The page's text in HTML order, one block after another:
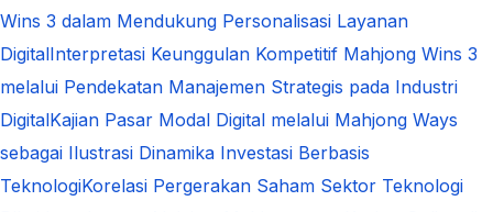
Wins 3 dalam Mendukung Personalisasi Layanan
DigitalInterpretasi Keunggulan Kompetitif Mahjong Wins 3
melalui Pendekatan Manajemen Strategis pada Industri
DigitalKajian Pasar Modal Digital melalui Mahjong Ways
sebagai Ilustrasi Dinamika Investasi Berbasis
TeknologiKorelasi Pergerakan Saham Sektor Teknologi